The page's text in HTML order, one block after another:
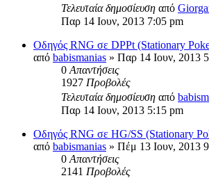
Τελευταία δημοσίευση από
Παρ 14 Ιουν, 2013 7:05 pm
Οδηγός RNG σε DPPt (Stationary
από babismanias » Παρ 14 Ιουν, 2013
0 Απαντήσεις
1927 Προβολές
Τελευταία δημοσίευση από
Παρ 14 Ιουν, 2013 5:15 pm
Οδηγός RNG σε ΗG/SS (Stationary
από babismanias » Πέμ 13 Ιουν, 2013
0 Απαντήσεις
2141 Προβολές